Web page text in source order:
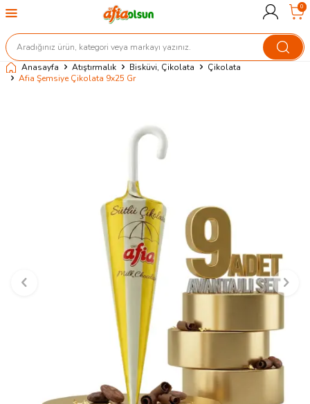
0
Anasayfa Atıştırmalık Bisküvi, Çikolata
Çikolata
Afia Şemsiye Çikolata 9x25 Gr